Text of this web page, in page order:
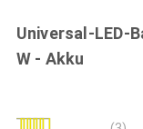
Universal-LED-
W - Akku
Bewertung: